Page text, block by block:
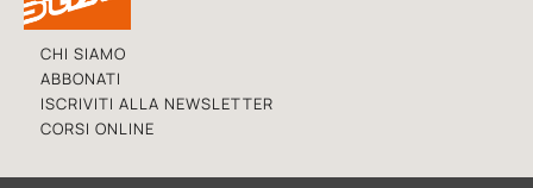
CHI SIAMO
ABBONATI
ISCRIVITI ALLA NEWSLETTER
CORSI ONLINE